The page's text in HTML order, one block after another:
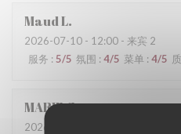
MaudL
2026-07-10 - 12:00 - 来宾 2
服务 : 5/5 氛围 : 4/5 菜单 : 4/5
MARIEC
2026-07-07